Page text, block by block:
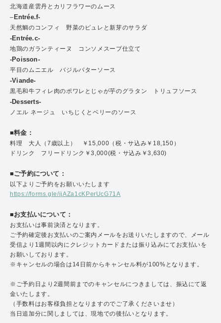
北海道産雲丹とカリフラワーのムース
– Entrée.f-
天然鯛のコンフィ 野菜のピュレと新芽のサラダ
-Entrée.c-
地鶏のガランティーヌ コンソメスープ仕立て
-Poisson-
平目のムニエル バジルバターソース
-Viande-
黒毛和牛フィレ肉のポワレとじゃが芋のグラタン トリュフソース
-Desserts-
ノエル ネージュ いちじくとベリーのソース
■料金：
料理 大人（7歳以上） ￥15,000（税・サ込み￥18,150）
ドリンク フリードリンク￥3,000(税・サ込み￥3,630)
■ご予約について：
以下よりご予約をお願いいたします
https://forms.gle/ijAZa1cKPerUcG71A
■お支払いについて：
お支払いは事前決済となります。
ご予約確定後お支払いのご案内メールをお送りいたしますので、メール
受信より1週間以内にクレジットカードまたは振り込みにてお支払いを
お願いしております。
※キャンセルの場合は14日前からキャンセル料が100%となります。
※ご予約日より2週間前までのキャンセルにつきましては、振込にて返
金いたします。
（手数料はお客様負担となりますのでご了承くださいませ）
当日追加分に関しましては、現地での後払いとなります。